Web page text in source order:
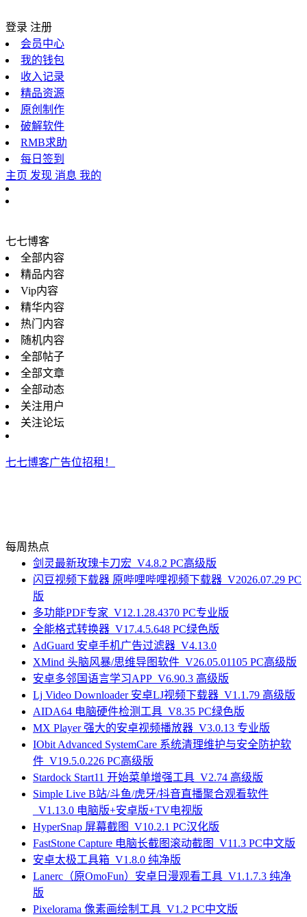
登录 注册
会员中心
我的钱包
收入记录
精品资源
原创制作
破解软件
RMB求助
每日签到
主页 发现 消息 我的
七七博客
全部内容
精品内容
Vip内容
精华内容
热门内容
随机内容
全部帖子
全部文章
全部动态
关注用户
关注论坛
七七博客广告位招租！
每周热点
剑灵最新玫瑰卡刀宏_V4.8.2 PC高级版
闪豆视频下载器 原哔哩哔哩视频下载器_V2026.07.29 PC
版
多功能PDF专家_V12.1.28.4370 PC专业版
全能格式转换器_V17.4.5.648 PC绿色版
AdGuard 安卓手机广告过滤器_V4.13.0
XMind 头脑风暴/思维导图软件_V26.05.01105 PC高级版
安卓多邻国语言学习APP_V6.90.3 高级版
Lj Video Downloader 安卓LJ视频下载器_V1.1.79 高级版
AIDA64 电脑硬件检测工具_V8.35 PC绿色版
MX Player 强大的安卓视频播放器_V3.0.13 专业版
IObit Advanced SystemCare 系统清理维护与安全防护软
件_V19.5.0.226 PC高级版
Stardock Start11 开始菜单增强工具_V2.74 高级版
Simple Live B站/斗鱼/虎牙/抖音直播聚合观看软件
_V1.13.0 电脑版+安卓版+TV电视版
HyperSnap 屏幕截图_V10.2.1 PC汉化版
FastStone Capture 电脑长截图滚动截图_V11.3 PC中文版
安卓太极工具箱_V1.8.0 纯净版
Lanerc（原OmoFun）安卓日漫观看工具_V1.1.7.3 纯净
版
Pixelorama 像素画绘制工具_V1.2 PC中文版